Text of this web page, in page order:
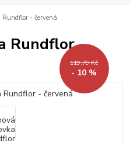
- červená
Rundflor -
119,79 Kč
- 10 %